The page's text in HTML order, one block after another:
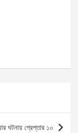
ঘটনায় গ্রেপ্তার ১০